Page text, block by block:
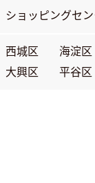
ショッピングセ
西城区
海淀区
大興区 平谷区